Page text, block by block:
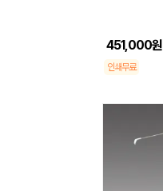
451,000원
인쇄무료